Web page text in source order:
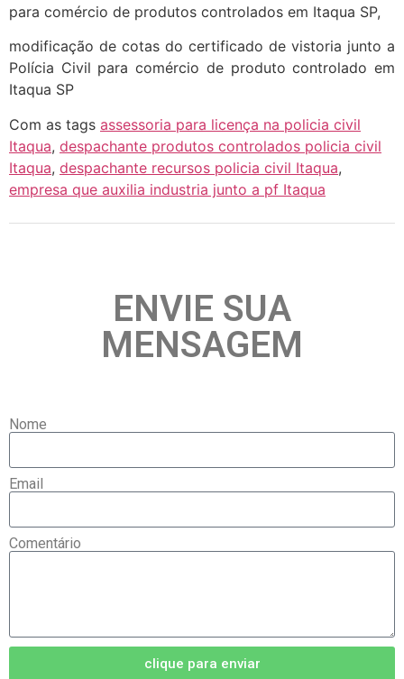
para comércio de produtos controlados em Itaqua SP,
modificação de cotas do certificado de vistoria junto a
Polícia Civil para comércio de produto controlado em
Itaqua SP
Com as tags assessoria para licença na policia civil
Itaqua, despachante produtos controlados policia civil
Itaqua, despachante recursos policia civil Itaqua,
empresa que auxilia industria junto a pf Itaqua
ENVIE SUA
MENSAGEM
Nome
Email
Comentário
clique para enviar